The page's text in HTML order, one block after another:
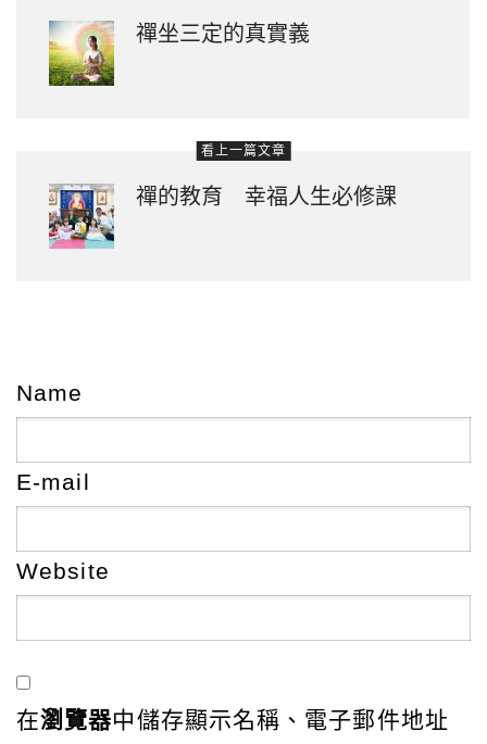
禪坐三定的真實義
看上一篇文章
禪的教育 幸福人生必修課
Name
E-mail
Website
在瀏覽器中儲存顯示名稱、電子郵件地址